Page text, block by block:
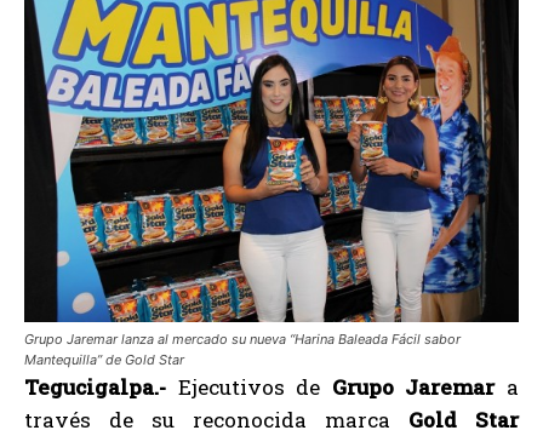
Grupo Jaremar lanza al mercado su nueva “Harina Baleada Fácil sabor
Mantequilla” de Gold Star
Tegucigalpa.- Ejecutivos de Grupo Jaremara
través de su reconocida marca Gold Star